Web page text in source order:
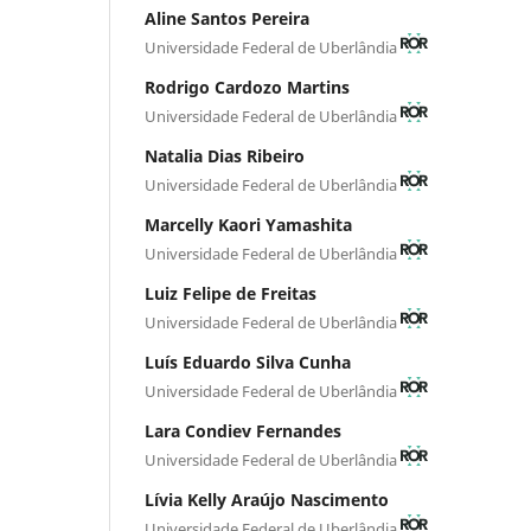
Aline Santos Pereira
Universidade Federal de Uberlândia
Rodrigo Cardozo Martins
Universidade Federal de Uberlândia
Natalia Dias Ribeiro
Universidade Federal de Uberlândia
Marcelly Kaori Yamashita
Universidade Federal de Uberlândia
Luiz Felipe de Freitas
Universidade Federal de Uberlândia
Luís Eduardo Silva Cunha
Universidade Federal de Uberlândia
Lara Condiev Fernandes
Universidade Federal de Uberlândia
Lívia Kelly Araújo Nascimento